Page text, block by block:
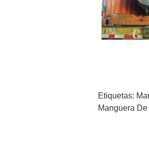
Etiquetas:
Manguera